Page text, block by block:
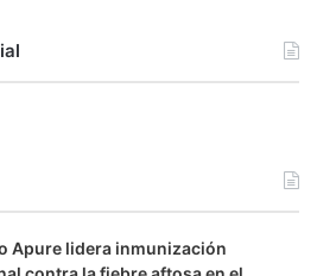
Apure lidera inmunización